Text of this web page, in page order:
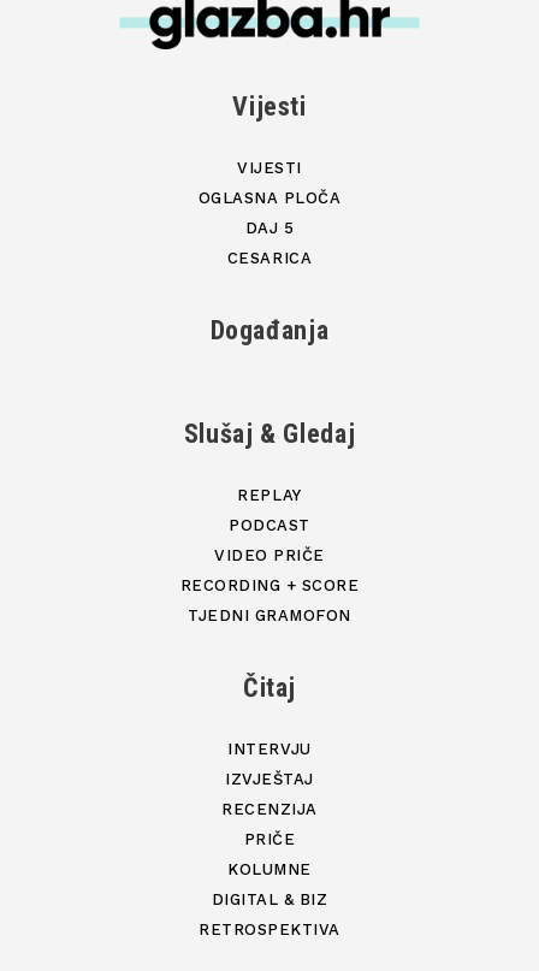
Vijesti
VIJESTI
OGLASNA PLOČA
DAJ 5
CESARICA
Događanja
Slušaj & Gledaj
REPLAY
PODCAST
VIDEO PRIČE
RECORDING + SCORE
TJEDNI GRAMOFON
Čitaj
INTERVJU
IZVJEŠTAJ
RECENZIJA
PRIČE
KOLUMNE
DIGITAL & BIZ
RETROSPEKTIVA